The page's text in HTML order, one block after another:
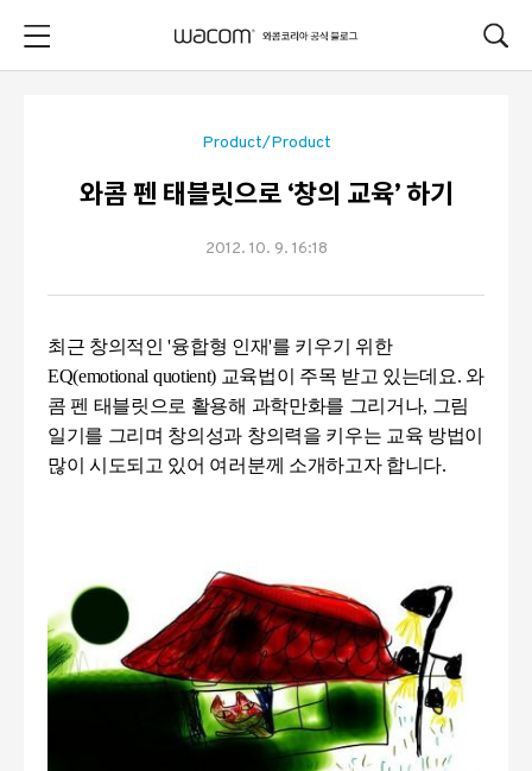
Product/Product
와콤 펜 태블릿으로 ‘창의 교육’ 하기
2012. 10. 9. 16:18
최근 창의적인 '융합형 인재'를 키우기 위한
EQ(emotional quotient) 교육법이 주목 받고 있는데요.와
콤 펜 태블릿으로 활용해 과학만화를 그리거나, 그림
일기를 그리며 창의성과 창의력을 키우는 교육 방법이
많이 시도되고 있어 여러분께 소개하고자 합니 다.